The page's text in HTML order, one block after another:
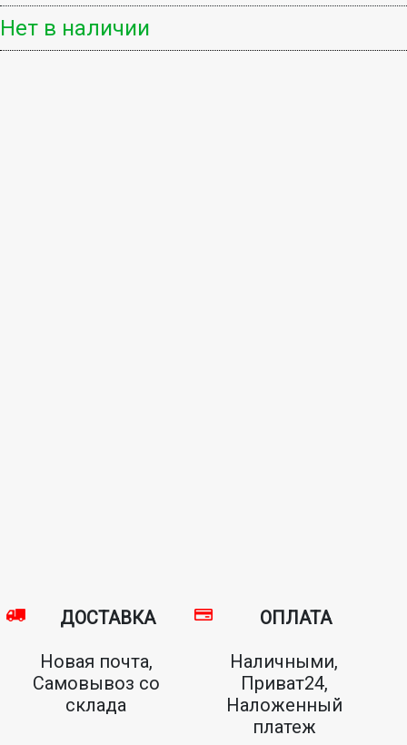
Нет в наличии
ДОСТАВКА
Новая почта,
Самовывоз со
склада
ОПЛАТА
Наличными,
Приват24,
Наложенный
платеж